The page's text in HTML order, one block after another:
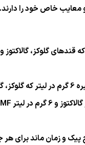
و معایب خاص خود را
گلوکز، گالاکتوز و
و زمان ماند برای هر